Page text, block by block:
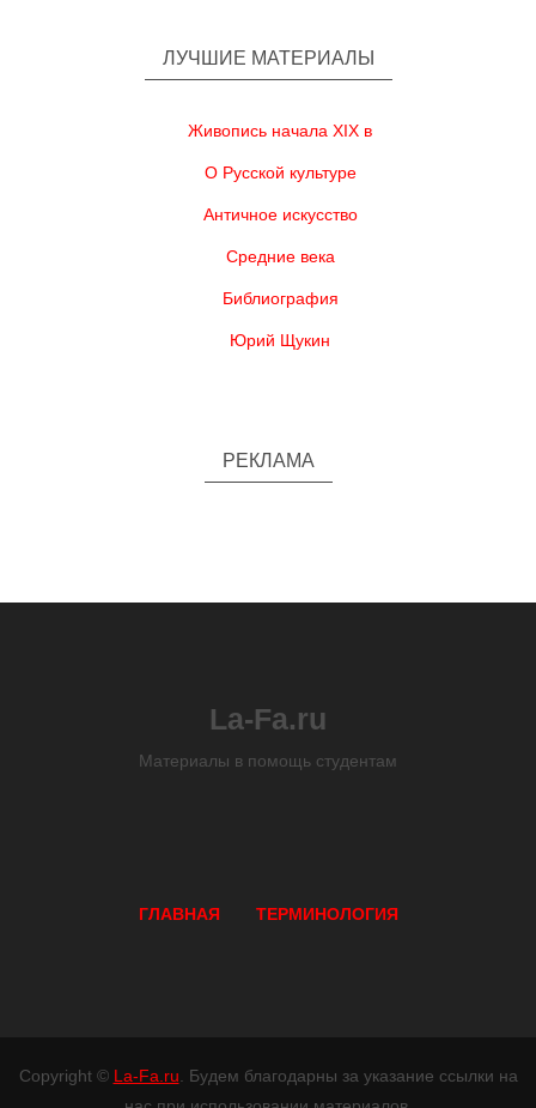
ЛУЧШИЕ МАТЕРИАЛЫ
Живопись начала XIX в
О Русской культуре
Античное искусство
Средние века
Библиография
Юрий Щукин
РЕКЛАМА
La-Fa.ru
Материалы в помощь студентам
ГЛАВНАЯ ТЕРМИНОЛОГИЯ
Copyright © La-Fa.ru . Будем благодарны за указание ссылки на